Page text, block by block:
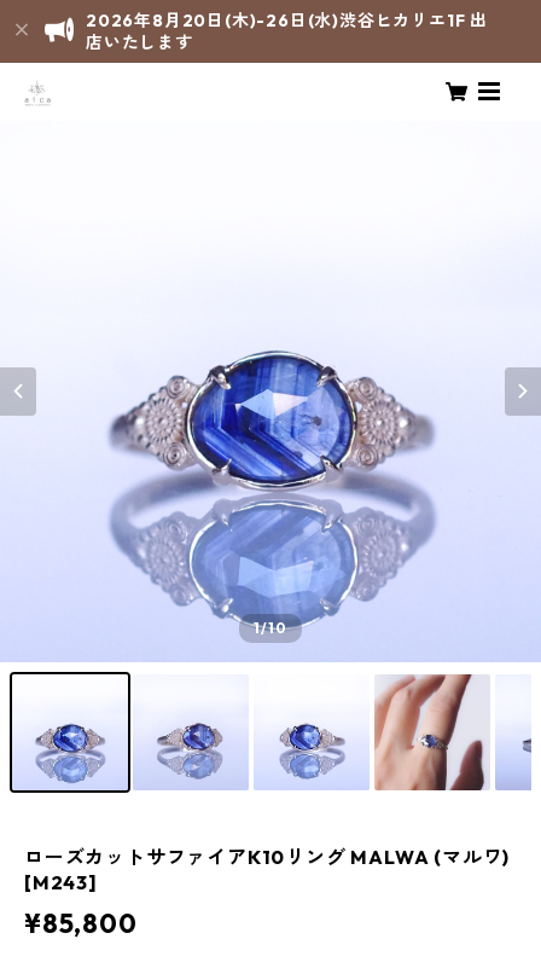
2026年8月20日(木)-26日(水)渋谷ヒカリエ1F 出
店いたします
1/10
ローズカットサファイアK10リング MALWA (マルワ)
[M243]
¥85,800